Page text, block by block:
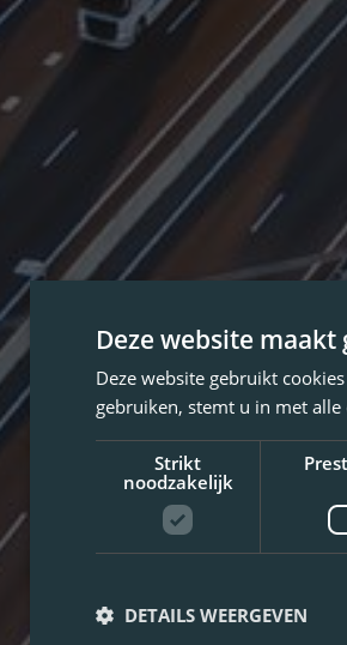
Deze website
Deze website gebruikt
gebruiken, stemt u in met
Strikt
noodzakelijk
DETAILS WEERGEVEN